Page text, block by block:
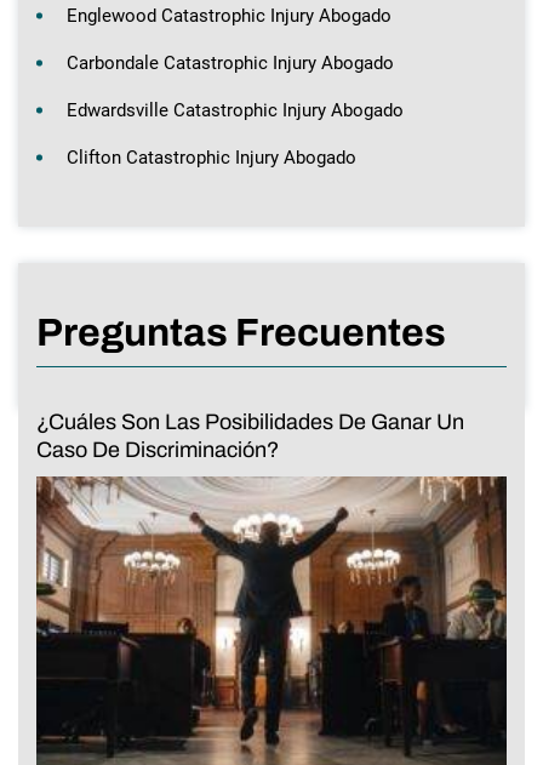
Englewood Catastrophic Injury Abogado
Carbondale Catastrophic Injury Abogado
Edwardsville Catastrophic Injury Abogado
Clifton Catastrophic Injury Abogado
Preguntas Frecuentes
¿Cuáles Son Las Posibilidades De Ganar Un
Caso De Discriminación?